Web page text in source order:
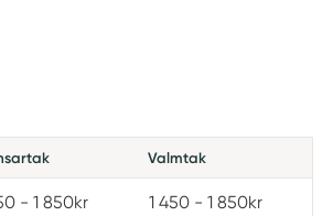
Valmtak
- 1 850kr 1 450 - 1 850kr